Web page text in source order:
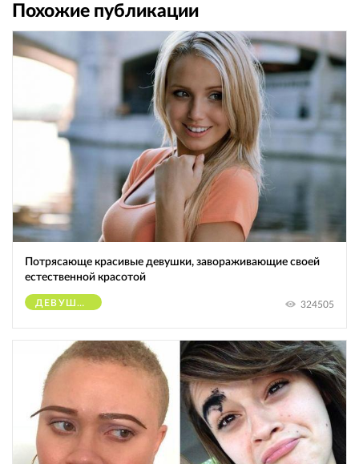
Похожие публикации
Потрясающе красивые девушки, завораживающие своей
естественной красотой
ДЕВУШКИ 324505